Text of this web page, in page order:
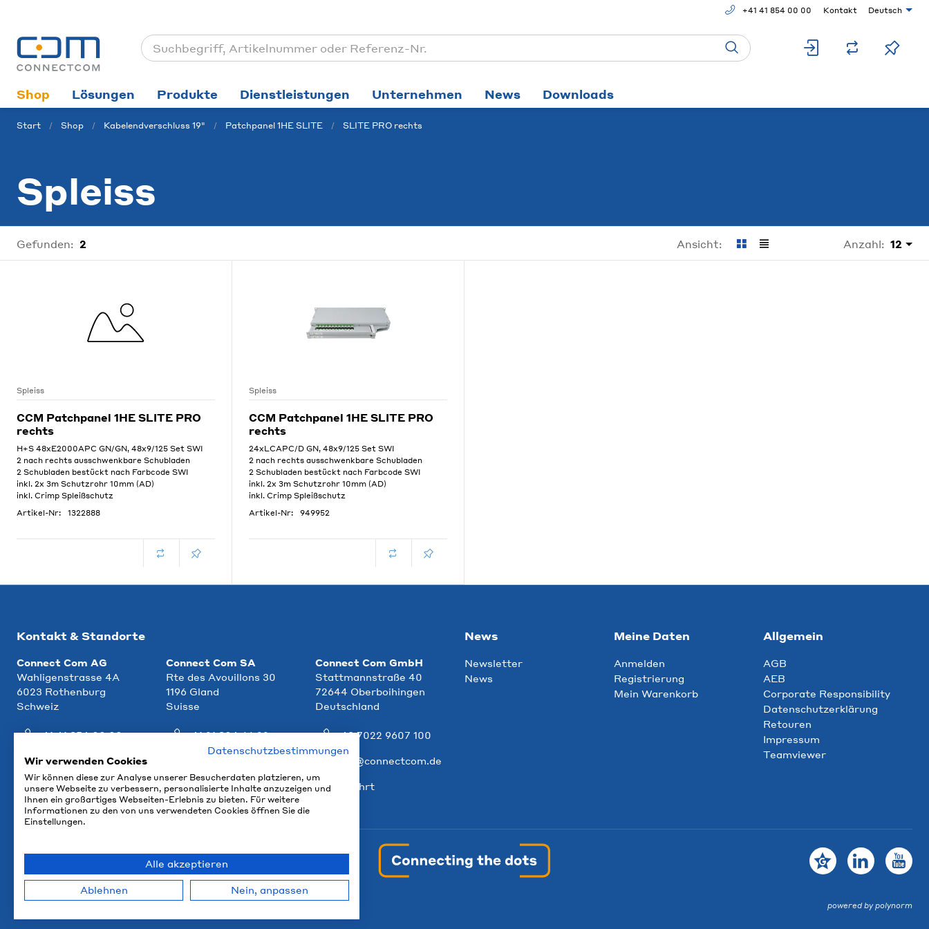
+41 41 854 00 00 Kontakt Deutsch
Shop Lösungen Produkte Dienstleistungen Unternehmen News Downloads
Start Shop Kabelendverschluss 19" Patchpanel 1HE SLITE SLITE PRO rechts
Spleiss
Gefunden: 2 Ansicht: Anzahl: 12
Spleiss
CCM Patchpanel 1HE SLITE PRO
rechts
H+S 48xE2000APC GN/GN, 48x9/125 Set SWI
2 nach rechts ausschwenkbare Schubladen
2 Schubladen bestückt nach Farbcode SWI
inkl. 2x 3m Schutzrohr 10mm (AD)
inkl. Crimp Spleißschutz
Artikel-Nr:
1322888
Spleiss
CCM Patchpanel 1HE SLITE PRO
rechts
24xLCAPC/D GN, 48x9/125 Set SWI
2 nach rechts ausschwenkbare Schubladen
2 Schubladen bestückt nach Farbcode SWI
inkl. 2x 3m Schutzrohr 10mm (AD)
inkl. Crimp Spleißschutz
Artikel-Nr:
949952
Kontakt & Standorte
Connect Com AG
Wahligenstrasse 4A
6023 Rothenburg
Schweiz
+41 41 854 00 00
info@ccm.ch
Anfahrt
Connect Com SA
Rte des Avouillons 30
1196 Gland
Suisse
+41 21 804 66 22
Anfahrt
Connect Com GmbH
Stattmannstraße 40
72644 Oberboihingen
Deutschland
+49 7022 9607 100
info@connectcom.de
Anfahrt
News
Newsletter
News
Meine Daten
Anmelden
Registrierung
Mein Warenkorb
Allgemein
AGB
AEB
Corporate Responsibility
Datenschutzerklärung
Retouren
Impressum
Teamviewer
powered by polynorm
Datenschutzbestimmungen
Wir verwenden Cookies
Wir können diese zur Analyse unserer Besucherdaten platzieren, um
unsere Webseite zu verbessern, personalisierte Inhalte anzuzeigen und
Ihnen ein großartiges Webseiten-Erlebnis zu bieten. Für weitere
Informationen zu den von uns verwendeten Cookies öffnen Sie die
Einstellungen.
Alle akzeptieren
Ablehnen Nein, anpassen